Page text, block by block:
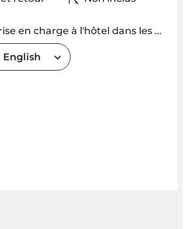
charge à l'hôtel dans les régions de Funchal et Caniço. L'heure de prise en charge sera fixée en fonction de l'emplacement
English